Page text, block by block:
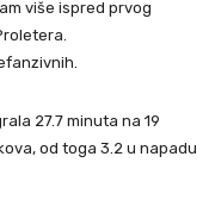
više ispred prvog
27.7 minuta na 19
od toga 3.2 u napadu